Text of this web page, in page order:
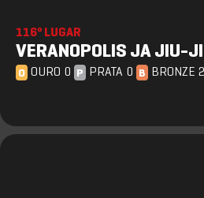
116º LUGAR
VERANOPOLIS JA JIU-
O OURO 0 P PRATA 0 B BRONZE 2